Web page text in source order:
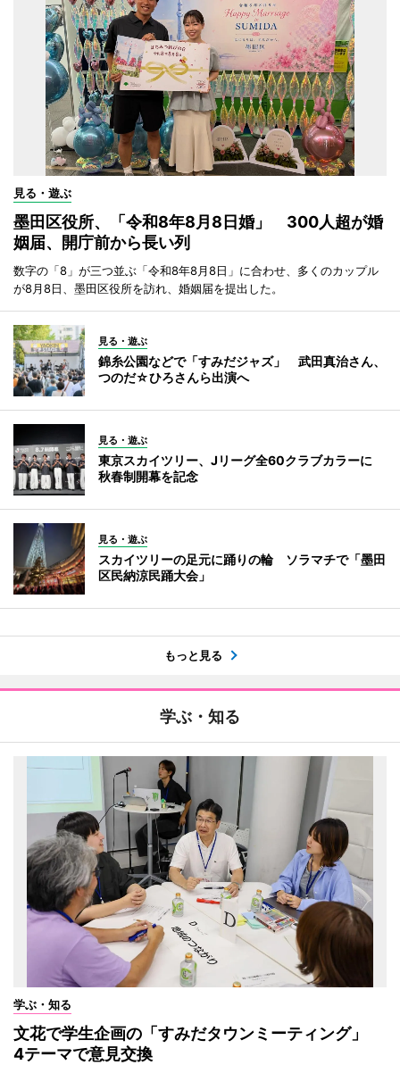
見る・遊ぶ
墨田区役所、「令和8年8月8日婚」 300人超が婚
姻届、開庁前から長い列
数字の「8」が三つ並ぶ「令和8年8月8日」に合わせ、多くのカップル
が8月8日、墨田区役所を訪れ、婚姻届を提出した。
見る・遊ぶ
錦糸公園などで「すみだジャズ」 武田真治さん、
つのだ☆ひろさんら出演へ
見る・遊ぶ
東京スカイツリー、Jリーグ全60クラブカラーに
秋春制開幕を記念
見る・遊ぶ
スカイツリーの足元に踊りの輪 ソラマチで「墨田
区民納涼民踊大会」
もっと見る
学ぶ・知る
学ぶ・知る
文花で学生企画の「すみだタウンミーティング」
4テーマで意見交換